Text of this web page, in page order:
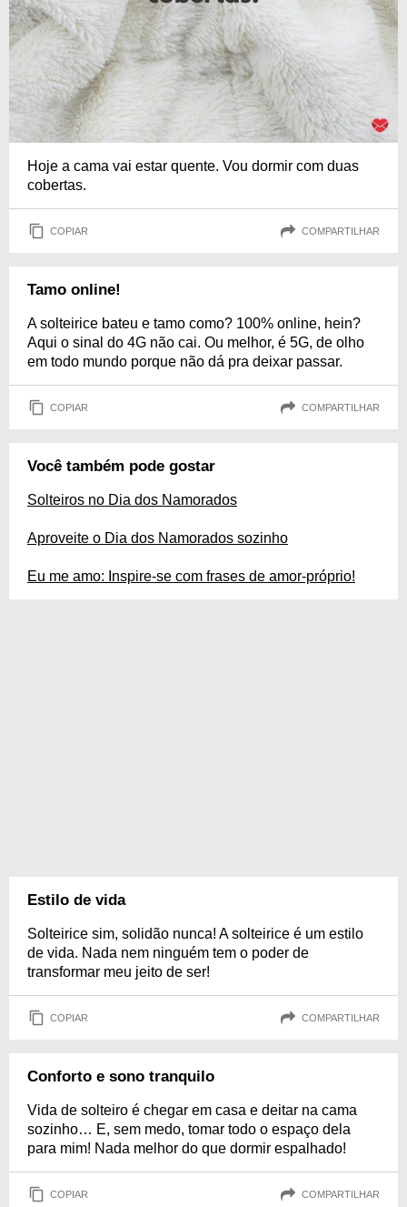
Hoje a cama vai estar quente. Vou dormir com duas
cobertas.
COPIAR COMPARTILHAR
Tamo online!
A solteirice bateu e tamo como? 100% online, hein?
Aqui o sinal do 4G não cai. Ou melhor, é 5G, de olho
em todo mundo porque não dá pra deixar passar.
COPIAR COMPARTILHAR
Você também pode gostar
Solteiros no Dia dos Namorados
Aproveite o Dia dos Namorados sozinho
Eu me amo: Inspire-se com frases de amor-próprio!
Estilo de vida
Solteirice sim, solidão nunca! A solteirice é um estilo
de vida. Nada nem ninguém tem o poder de
transformar meu jeito de ser!
COPIAR COMPARTILHAR
Conforto e sono tranquilo
Vida de solteiro é chegar em casa e deitar na cama
sozinho… E, sem medo, tomar todo o espaço dela
para mim! Nada melhor do que dormir espalhado!
COPIAR COMPARTILHAR